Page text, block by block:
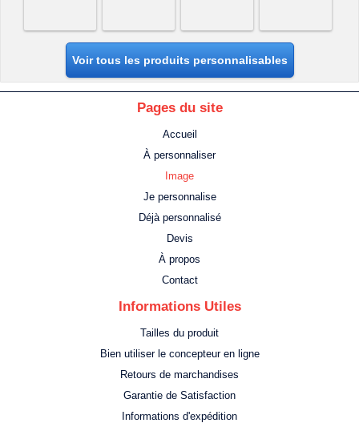
Voir tous les produits personnalisables
Pages du site
Accueil
À personnaliser
Image
Je personnalise
Déjà personnalisé
Devis
À propos
Contact
Informations Utiles
Tailles du produit
Bien utiliser le concepteur en ligne
Retours de marchandises
Garantie de Satisfaction
Informations d'expédition